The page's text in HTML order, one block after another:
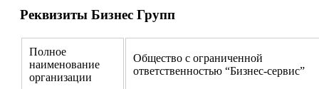
Реквизиты Бизнес Групп
Полное
наименование
организации
Общество с ограниченной
ответственностью “Бизнес-сервис”